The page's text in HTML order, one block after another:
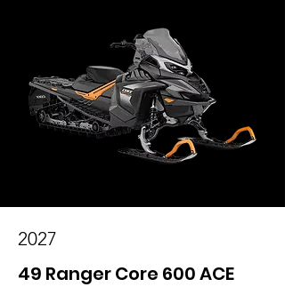
2027
49 Ranger Core 600 ACE